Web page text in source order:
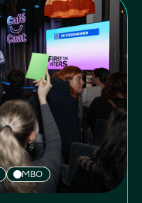
MBO